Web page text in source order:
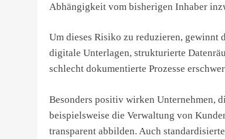
Abhängigkeit vom bisherigen Inhaber
Um dieses Risiko zu reduzieren, gewinnt
digitale Unterlagen, strukturierte
schlecht dokumentierte Prozesse
Besonders positiv wirken Unternehmen,
beispielsweise die Verwaltung von
transparent abbilden. Auch